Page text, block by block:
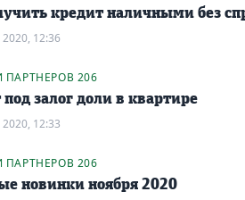
кредит наличными без
12:36
ПАРТНЕРОВ 206
залог доли в квартире
12:33
ПАРТНЕРОВ 206
новинки ноября 2020